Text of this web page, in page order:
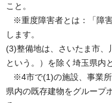
こと。
※重度障害者とは：「障
します。
(3)整備地は、さいたま市、
という。）を除く埼玉県内
※4市で(1)の施設、事業所
県内の既存建物をグループ